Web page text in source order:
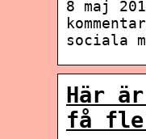
8 maj
sociala
Här
få